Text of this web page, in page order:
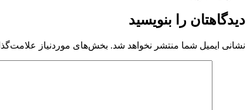
دیدگاهتان را بنویسید
نشانی ایمیل شما منتشر نخواهد شد. بخش‌های موردنیاز